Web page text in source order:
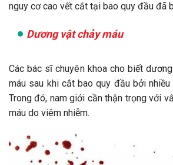
nguy cơ cao vết cắt tại bao quy đầu đã
Dương vật chảy máu
Các bác sĩ chuyên khoa cho biết
máu sau khi cắt bao quy đầu bởi nhiều
Trong đó, nam giới cần thận trọng với
máu do viêm nhiễm.